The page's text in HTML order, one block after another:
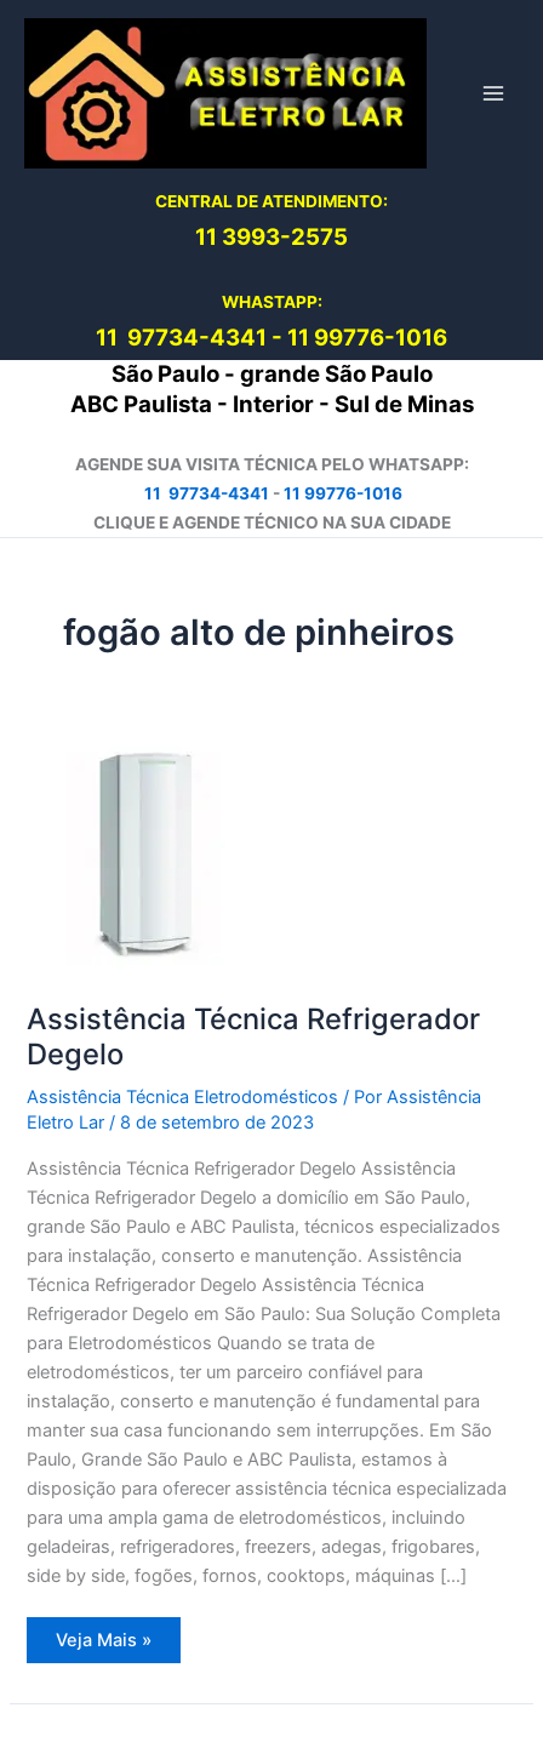
conteúdo
CENTRAL DE ATENDIMENTO:
11 3993-2575
WHASTAPP:
11 97734-4341 - 11 99776-1016
São Paulo - grande São Paulo
ABC Paulista - Interior - Sul de Minas
AGENDE SUA VISITA TÉCNICA PELO WHATSAPP:
11 97734-4341 -11 99776-1016
CLIQUE E AGENDE TÉCNICO NA SUA CIDADE
fogão alto de pinheiros
Assistência Técnica Refrigerador
Degelo
Assistência Técnica Eletrodomésticos / PorAssistência
Eletro Lar/ 8 de setembro de 2023
Assistência Técnica Refrigerador Degelo Assistência
Técnica Refrigerador Degelo a domicílio em São Paulo,
grande São Paulo e ABC Paulista, técnicos especializados
para instalação, conserto e manutenção. Assistência
Técnica Refrigerador Degelo Assistência Técnica
Refrigerador Degelo em São Paulo: Sua Solução Completa
para Eletrodomésticos Quando se trata de
eletrodomésticos, ter um parceiro confiável para
instalação, conserto e manutenção é fundamental para
manter sua casa funcionando sem interrupções. Em São
Paulo, Grande São Paulo e ABC Paulista, estamos à
disposição para oferecer assistência técnica especializada
para uma ampla gama de eletrodomésticos, incluindo
geladeiras, refrigeradores, freezers, adegas, frigobares,
side by side, fogões, fornos, cooktops, máquinas […]
Assistência
Técnica
Veja Mais »